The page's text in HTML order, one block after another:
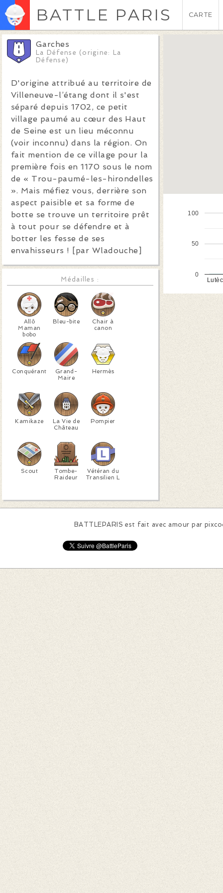
BATTLE PARIS CARTE
Garches
La Défense (origine: La
Défense)
D'origine attribué au territoire de
Villeneuve-l’étang dont il s'est
séparé depuis 1702, ce petit
village paumé au cœur des Haut
de Seine est un lieu méconnu
(voir inconnu) dans la région. On
fait mention de ce village pour la
première fois en 1170 sous le nom
de « Trou-paumé-les-hirondelles
». Mais méfiez vous, derrière son
aspect paisible et sa forme de
botte se trouve un territoire prêt
à tout pour se défendre et à
botter les fesse de ses
envahisseurs ! [par Wladouche]
Médailles :
Allô
Maman
bobo
Bleu-bite
Chair à
canon
Conquérant
Grand-
Maire
Hermès
Kamikaze
La Vie de
Château
Pompier
Scout
Tombe-
Raideur
Vétéran du
Transilien L
0
50
100
BATTLEPARIS est fait avec amour par